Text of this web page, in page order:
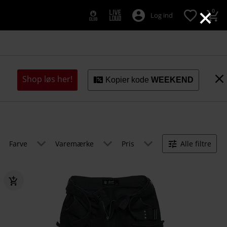
×
Log ind 0
Shop løs her! Kopier kode WEEKEND
Farve Varemærke Pris Alle filtre